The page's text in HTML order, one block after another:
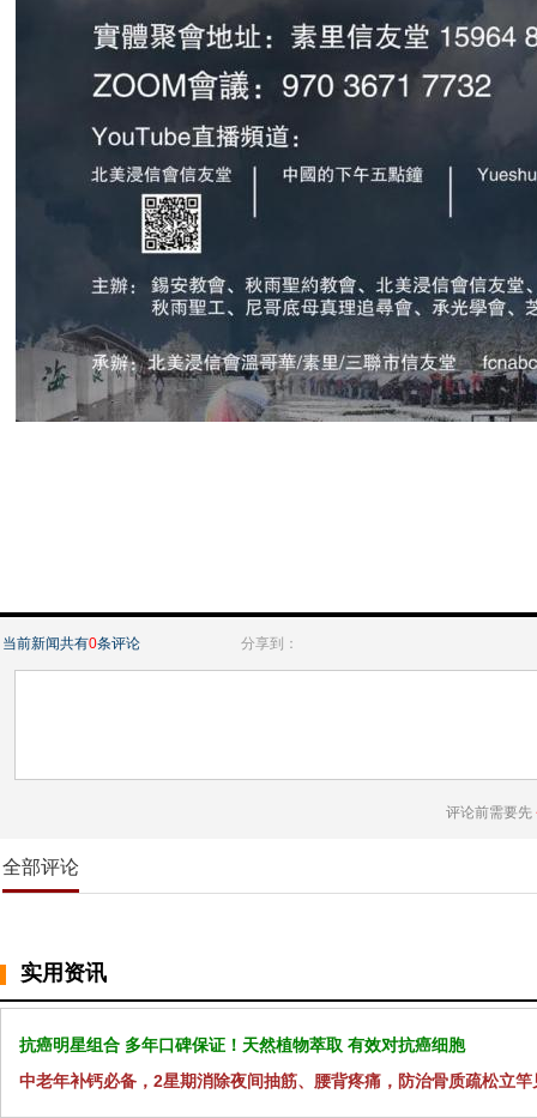
当前新闻共有0条评论 分享到：
评论前需要先
全部评论
实用资讯
抗癌明星组合 多年口碑保证！天然植物萃取 有效对抗癌细胞
中老年补钙必备，2星期消除夜间抽筋、腰背疼痛，防治骨质疏松立竿